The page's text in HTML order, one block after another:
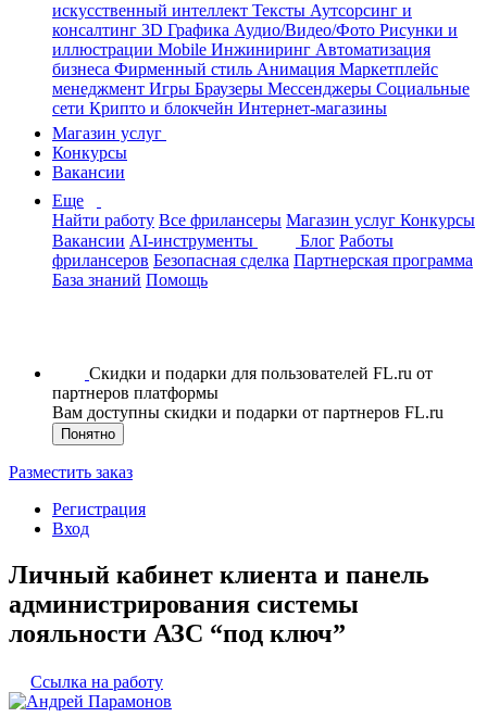
искусственный интеллект Тексты Аутсорсинг и
консалтинг 3D Графика Аудио/Видео/Фото Рисунки и
иллюстрации Mobile Инжиниринг Автоматизация
бизнеса Фирменный стиль Анимация Маркетплейс
менеджмент Игры Браузеры Мессенджеры Социальные
сети Крипто и блокчейн Интернет-магазины
Магазин услуг
Конкурсы
Вакансии
Еще
Найти работу Все фрилансеры Магазин услуг Конкурсы
Вакансии AI-инструменты Блог Работы
фрилансеров Безопасная сделка Партнерская программа
База знаний Помощь
Скидки и подарки для пользователей FL.ru от
партнеров платформы
Вам доступны скидки и подарки от партнеров FL.ru
Понятно
Разместить заказ
Регистрация
Вход
Личный кабинет клиента и панель
администрирования системы
лояльности АЗС “под ключ”
Ссылка на работу